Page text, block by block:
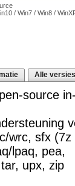
/ Win7 / Win8 /
Alle versies
source
wrc, sfx (7z
lpaq, pea,
upx, zip